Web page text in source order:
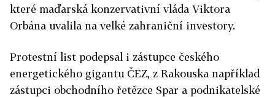
které maďarská konzervativní vláda Viktora
Orbána uvalila na velké zahraniční investory.
Protestní list podepsal i zástupce českého
energetického gigantu ČEZ, z Rakouska například
zástupci obchodního řetězce Spar a podnikatelské